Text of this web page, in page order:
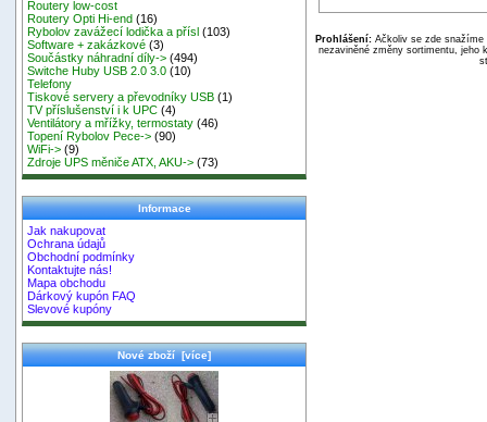
Routery low-cost
Routery Opti Hi-end (16)
Rybolov zavážecí lodička a přísl (103)
Software + zakázkové (3)
Součástky náhradní díly-> (494)
Switche Huby USB 2.0 3.0 (10)
Telefony
Tiskové servery a převodníky USB (1)
TV příslušenství i k UPC (4)
Ventilátory a mřížky, termostaty (46)
Topení Rybolov Pece-> (90)
WiFi-> (9)
Zdroje UPS měniče ATX, AKU-> (73)
Informace
Jak nakupovat
Ochrana údajů
Obchodní podmínky
Kontaktujte nás!
Mapa obchodu
Dárkový kupón FAQ
Slevové kupóny
Nové zboží [více]
Prohlášení:Ačkoliv se zde snažíme
nezaviněné změny sortimentu, jeho